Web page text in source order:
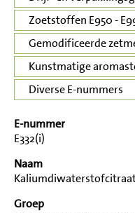
Zoetstoffen E950 -
Gemodificeerde
Kunstmatige
Diverse E-nummers
E-nummer
E332(i)
Naam
Groep